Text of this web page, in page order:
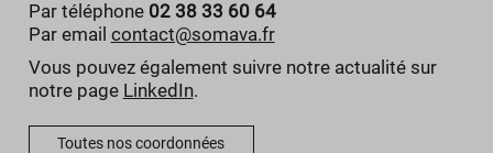
Par téléphone02 38 33 60 64
Par email contact@somava.fr
Vous pouvez également suivre notre actualité sur
notre page LinkedIn.
Toutes nos coordonnées